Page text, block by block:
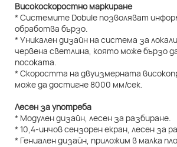
Високоскоростно маркиране
* Системите Dobule позволяват
обработва бързо.
* Уникален дизайн на система за
червена светлина, която може бързо
посоката.
* Скоростта на двуизмерната
може да достигне 8000 мм/сек.
Лесен за употреба
* Модулен дизайн, лесен за разбиране.
* 10,4-инчов сензорен екран, лесен за
* Гениален дизайн, приложим в малка